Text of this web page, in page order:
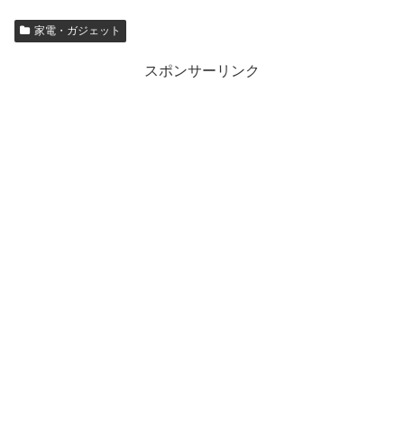
家電・ガジェット
スポンサーリンク